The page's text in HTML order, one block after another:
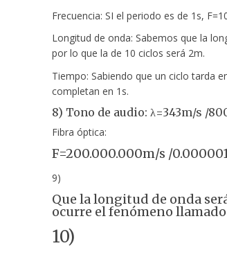
Frecuencia: SI el periodo es de 1s,
Longitud de onda: Sabemos que la
por lo que la de 10 ciclos será 2m.
Tiempo: Sabiendo que un ciclo tarda
completan en 1s.
8) Tono de audio: λ=343m/s /
Fibra óptica:
F=200.000.000m/s /
9)
Que la longitud de onda
ocurre el fenómeno
10)